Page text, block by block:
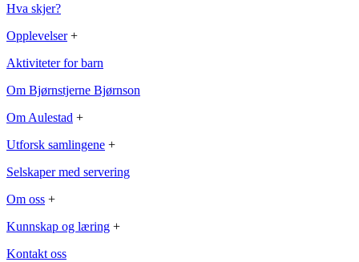
Hva skjer?
Opplevelser +
Aktiviteter for barn
Om Bjørnstjerne Bjørnson
Om Aulestad +
Utforsk samlingene +
Selskaper med servering
Om oss +
Kunnskap og læring +
Kontakt oss